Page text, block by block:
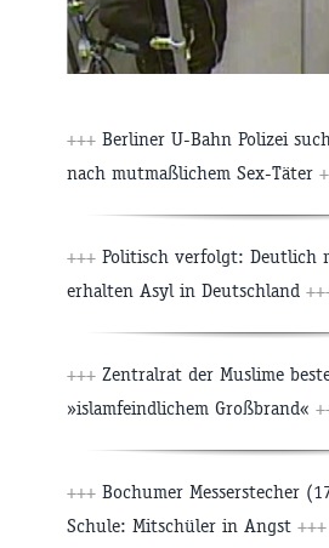
+++ Berliner U-Bahn Polizei
nach mutmaßlichem Sex-Täter
+++ Politisch verfolgt: Deutlich
erhalten Asyl in Deutschland
+++ Zentralrat der Muslime
»islamfeindlichem Großbrand«
+++ Bochumer Messerstecher
Schule: Mitschüler in Angst +++